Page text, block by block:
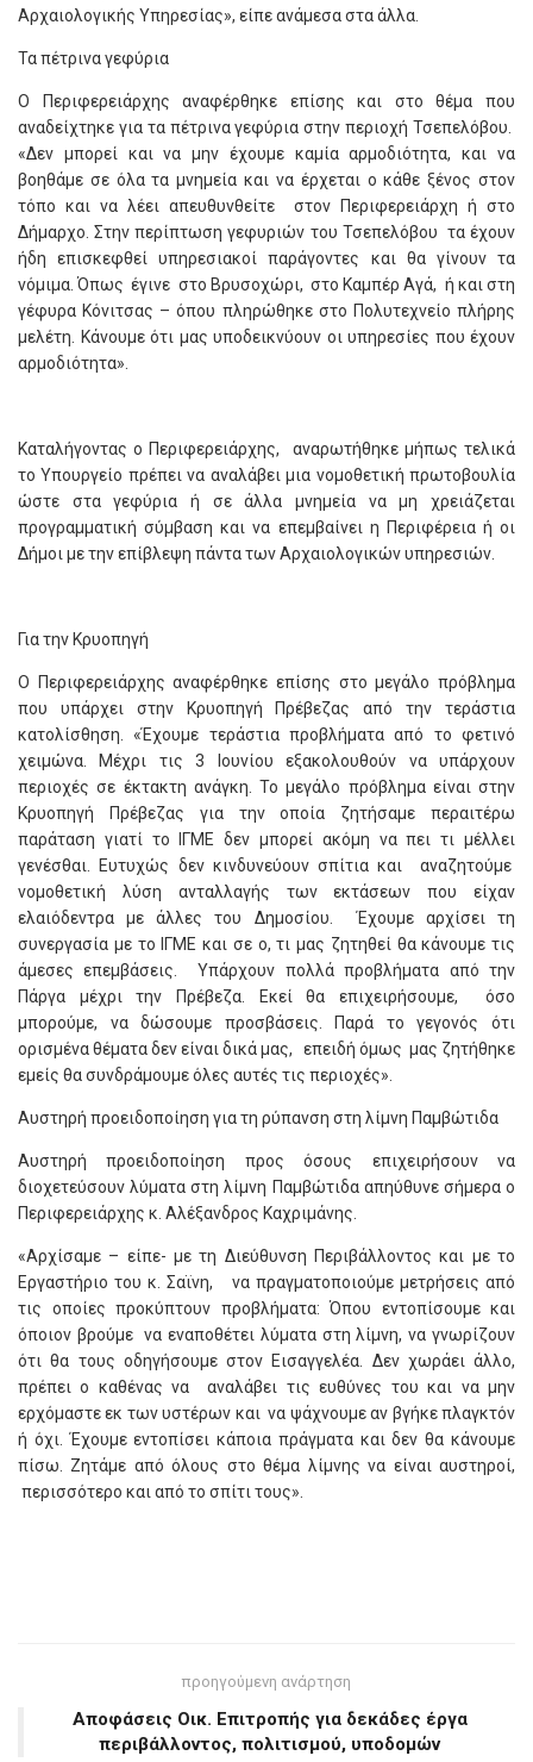
Αρχαιολογικής Υπηρεσίας», είπε ανάμεσα στα άλλα.
Τα πέτρινα γεφύρια
Ο Περιφερειάρχης αναφέρθηκε επίσης και στο θέμα που
αναδείχτηκε για τα πέτρινα γεφύρια στην περιοχή Τσεπελόβου.
«Δεν μπορεί και να μην έχουμε καμία αρμοδιότητα, και να
βοηθάμε σε όλα τα μνημεία και να έρχεται ο κάθε ξένος στον
τόπο και να λέει απευθυνθείτε στον Περιφερειάρχη ή στο
Δήμαρχο. Στην περίπτωση γεφυριών του Τσεπελόβου τα έχουν
ήδη επισκεφθεί υπηρεσιακοί παράγοντες και θα γίνουν τα
νόμιμα. Όπως έγινε στο Βρυσοχώρι, στο Καμπέρ Αγά, ή και στη
γέφυρα Κόνιτσας – όπου πληρώθηκε στο Πολυτεχνείο πλήρης
μελέτη. Κάνουμε ότι μας υποδεικνύουν οι υπηρεσίες που έχουν
αρμοδιότητα».
Καταλήγοντας ο Περιφερειάρχης, αναρωτήθηκε μήπως τελικά
το Υπουργείο πρέπει να αναλάβει μια νομοθετική πρωτοβουλία
ώστε στα γεφύρια ή σε άλλα μνημεία να μη χρειάζεται
προγραμματική σύμβαση και να επεμβαίνει η Περιφέρεια ή οι
Δήμοι με την επίβλεψη πάντα των Αρχαιολογικών υπηρεσιών.
Για την Κρυοπηγή
Ο Περιφερειάρχης αναφέρθηκε επίσης στο μεγάλο πρόβλημα
που υπάρχει στην Κρυοπηγή Πρέβεζας από την τεράστια
κατολίσθηση. «Έχουμε τεράστια προβλήματα από το φετινό
χειμώνα. Μέχρι τις 3 Ιουνίου εξακολουθούν να υπάρχουν
περιοχές σε έκτακτη ανάγκη. Το μεγάλο πρόβλημα είναι στην
Κρυοπηγή Πρέβεζας για την οποία ζητήσαμε περαιτέρω
παράταση γιατί το ΙΓΜΕ δεν μπορεί ακόμη να πει τι μέλλει
γενέσθαι. Ευτυχώς δεν κινδυνεύουν σπίτια και αναζητούμε
νομοθετική λύση ανταλλαγής των εκτάσεων που είχαν
ελαιόδεντρα με άλλες του Δημοσίου. Έχουμε αρχίσει τη
συνεργασία με το ΙΓΜΕ και σε ο, τι μας ζητηθεί θα κάνουμε τις
άμεσες επεμβάσεις. Υπάρχουν πολλά προβλήματα από την
Πάργα μέχρι την Πρέβεζα. Εκεί θα επιχειρήσουμε, όσο
μπορούμε, να δώσουμε προσβάσεις. Παρά το γεγονός ότι
ορισμένα θέματα δεν είναι δικά μας, επειδή όμως μας ζητήθηκε
εμείς θα συνδράμουμε όλες αυτές τις περιοχές».
Αυστηρή προειδοποίηση για τη ρύπανση στη λίμνη Παμβώτιδα
Αυστηρή προειδοποίηση προς όσους επιχειρήσουν να
διοχετεύσουν λύματα στη λίμνη Παμβώτιδα απηύθυνε σήμερα ο
Περιφερειάρχης κ. Αλέξανδρος Καχριμάνης.
«Αρχίσαμε – είπε- με τη Διεύθυνση Περιβάλλοντος και με το
Εργαστήριο του κ. Σαϊνη, να πραγματοποιούμε μετρήσεις από
τις οποίες προκύπτουν προβλήματα: Όπου εντοπίσουμε και
όποιον βρούμε να εναποθέτει λύματα στη λίμνη, να γνωρίζουν
ότι θα τους οδηγήσουμε στον Εισαγγελέα. Δεν χωράει άλλο,
πρέπει ο καθένας να αναλάβει τις ευθύνες του και να μην
ερχόμαστε εκ των υστέρων και να ψάχνουμε αν βγήκε πλαγκτόν
ή όχι. Έχουμε εντοπίσει κάποια πράγματα και δεν θα κάνουμε
πίσω. Ζητάμε από όλους στο θέμα λίμνης να είναι αυστηροί,
περισσότερο και από το σπίτι τους».
προηγούμενη ανάρτηση
Αποφάσεις Οικ. Επιτροπής για δεκάδες έργα
περιβάλλοντος, πολιτισμού, υποδομών